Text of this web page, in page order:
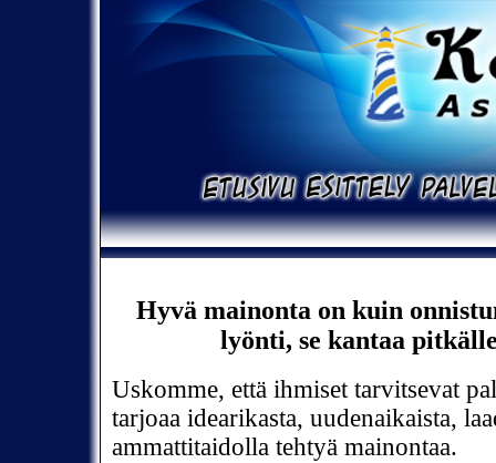
Hyvä mainonta on kuin
lyönti, se kantaa
Uskomme, että ihmiset tarvitsevat
tarjoaa idearikasta, uudenaikaista,
ammattitaidolla tehtyä mainontaa.